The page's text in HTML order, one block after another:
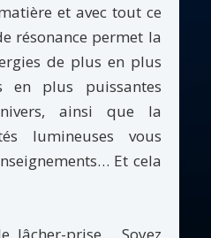
et avec tout ce
résonance permet la
de plus en plus
plus puissantes
ainsi que la
lumineuses vous
Et cela
lâcher-prise… Soyez